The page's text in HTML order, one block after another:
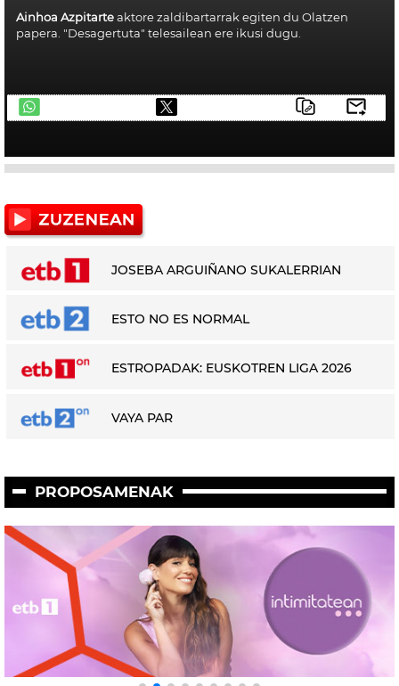
Ainhoa Azpitarteaktore zaldibartarrak egiten du Olatzen
papera. "Desagertuta" telesailean ere ikusi dugu.
JOSEBA ARGUIÑANO SUKALERRIAN
ESTO NO ES NORMAL
ESTROPADAK: EUSKOTREN LIGA 2026
VAYA PAR
PROPOSAMENAK